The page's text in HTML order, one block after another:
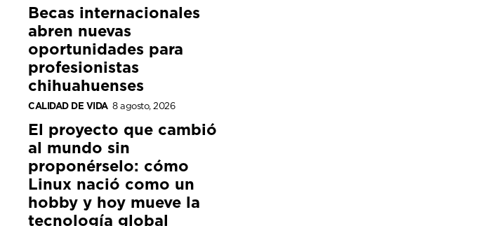
Becas internacionales
abren nuevas
oportunidades para
profesionistas
chihuahuenses
CALIDAD DE VIDA 8 agosto, 2026
El proyecto que cambió
al mundo sin
proponérselo: cómo
Linux nació como un
hobby y hoy mueve la
tecnología global